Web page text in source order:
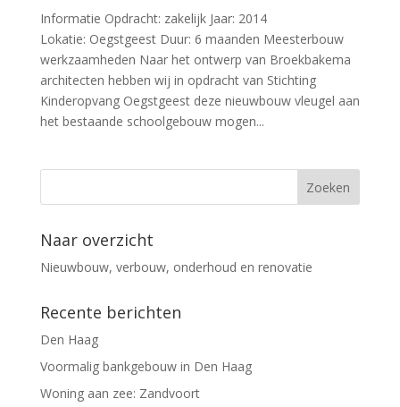
Informatie Opdracht: zakelijk Jaar: 2014
Lokatie: Oegstgeest Duur: 6 maanden Meesterbouw
werkzaamheden Naar het ontwerp van Broekbakema
architecten hebben wij in opdracht van Stichting
Kinderopvang Oegstgeest deze nieuwbouw vleugel aan
het bestaande schoolgebouw mogen...
Naar overzicht
Nieuwbouw, verbouw, onderhoud en renovatie
Recente berichten
Den Haag
Voormalig bankgebouw in Den Haag
Woning aan zee: Zandvoort